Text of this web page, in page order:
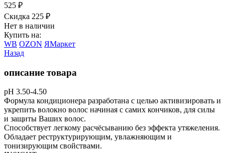
525 ₽
Скидка 225 ₽
Нет в наличии
Купить на:
WB OZON ЯМаркет
Назад
описание товара
рН 3.50-4.50
Формула кондиционера разработана с целью активизировать и
укрепить волокно волос начиная с самих кончиков, для силы
и защиты Ваших волос.
Способствует легкому расчёсыванию без эффекта утяжеления.
Обладает реструктурирующим, увлажняющим и
тонизирующим свойствами.